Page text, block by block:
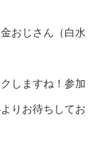
おじさん（白水
しますね！参加
りお待ちしてお